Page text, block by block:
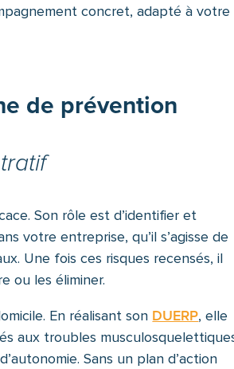
concret, adapté à votre
de prévention
Son rôle est d’identifier et
votre entreprise, qu’il s’agisse de
Une fois ces risques recensés, il
ou les éliminer.
En réalisant son DUERP, elle
aux troubles
Sans un plan d’action